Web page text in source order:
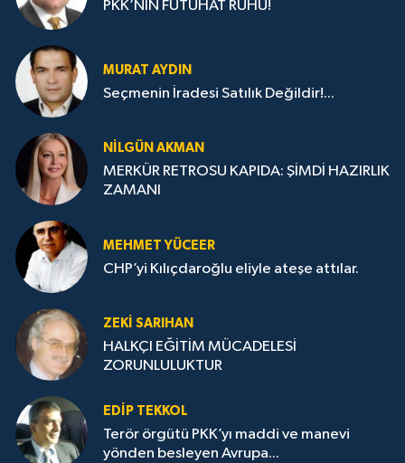
PKK’NIN FÜTUHAT RUHU!
MURAT AYDIN
Seçmenin İradesi Satılık Değildir!...
NILGÜN AKMAN
MERKÜR RETROSU KAPIDA: ŞİMDİ HAZIRLIK
ZAMANI
MEHMET YÜCEER
CHP’yi Kılıçdaroğlu eliyle ateşe attılar.
ZEKI SARIHAN
HALKÇI EĞİTİM MÜCADELESİ
ZORUNLULUKTUR
EDIP TEKKOL
Terör örgütü PKK’yı maddi ve manevi
yönden besleyen Avrupa...